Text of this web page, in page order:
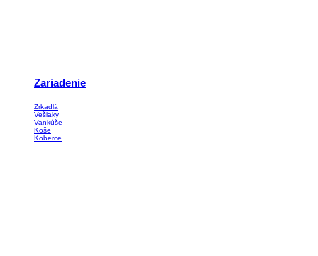
Zariadenie
Zrkadlá
Vešiaky
Vankúše
Koše
Koberce